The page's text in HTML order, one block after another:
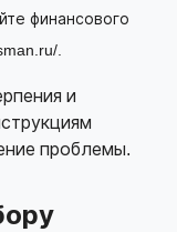
финансового
.
и
проблемы.